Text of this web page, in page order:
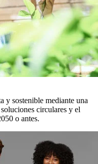
y sostenible mediante una
circulares y el
o antes.